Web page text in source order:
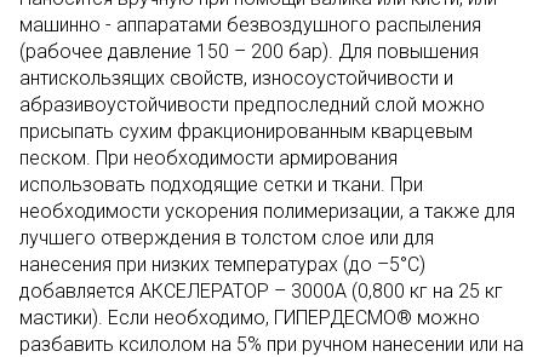
машинно - аппаратами безвоздушного распыления
(рабочее давление 150 – 200 бар). Для повышения
антискользящих свойств, износоустойчивости и
абразивоустойчивости предпоследний слой можно
присыпать сухим фракционированным кварцевым
песком. При необходимости армирования
использовать подходящие сетки и ткани. При
необходимости ускорения полимеризации, а также для
лучшего отверждения в толстом слое или для
нанесения при низких температурах (до –5°С)
добавляется АКСЕЛЕРАТОР – 3000А (0,800 кг на 25 кг
мастики). Если необходимо, ГИПЕРДЕСМО® можно
разбавить ксилолом на 5% при ручном нанесении или на